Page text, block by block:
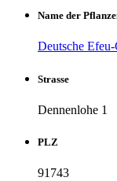
Name der
Deutsche
Strasse
Dennenlohe 1
PLZ
91743